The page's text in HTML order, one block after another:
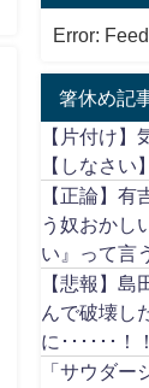
Error:
箸休め記
【片付け】
【しなさい】
【正論】有
う奴おかし
い』って言
【悲報】島
んで破壊し
に･･････！！
「サウダー